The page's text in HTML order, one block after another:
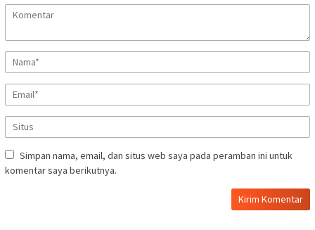
Simpan nama, email, dan situs web saya pada peramban ini untuk
komentar saya berikutnya.